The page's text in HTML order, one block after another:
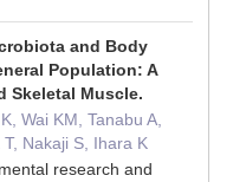
and Body
Population: A
Skeletal Muscle.
Wai KM, Tanabu A,
Nakaji S, Ihara K
research and